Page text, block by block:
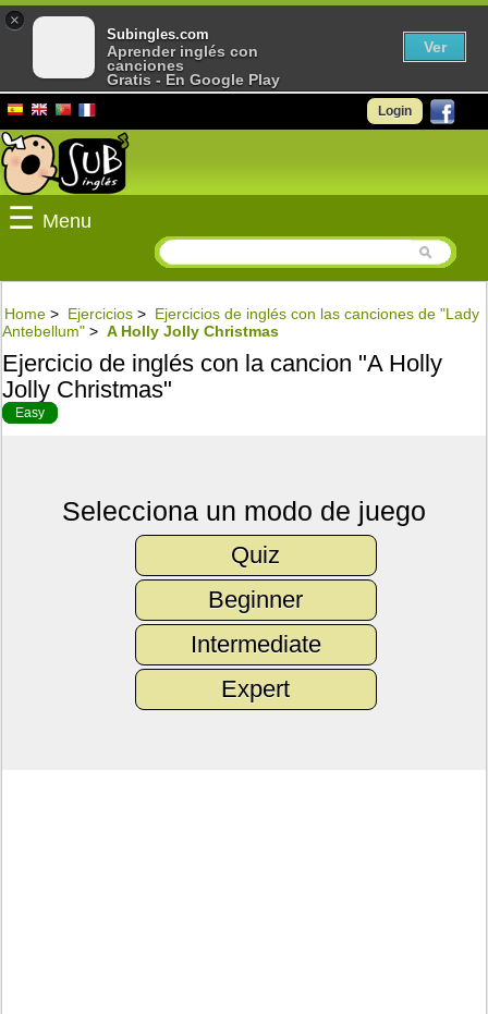
Login
☰ Menu
Home > Ejercicios > Ejercicios de inglés con las canciones de "Lady
Antebellum" > A Holly Jolly Christmas
Ejercicio de inglés con la cancion "A Holly
Jolly Christmas"
Easy
Selecciona un modo de juego
Quiz
Beginner
Intermediate
Expert
×
Subingles.com
Aprender inglés con
canciones
Gratis - En Google Play
Ver